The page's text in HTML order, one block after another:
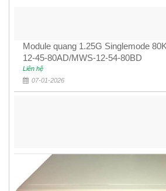
Module quang 1.25G Singlemode
12-45-80AD/MWS-12-54-80BD
Liên hệ
07-01-2026